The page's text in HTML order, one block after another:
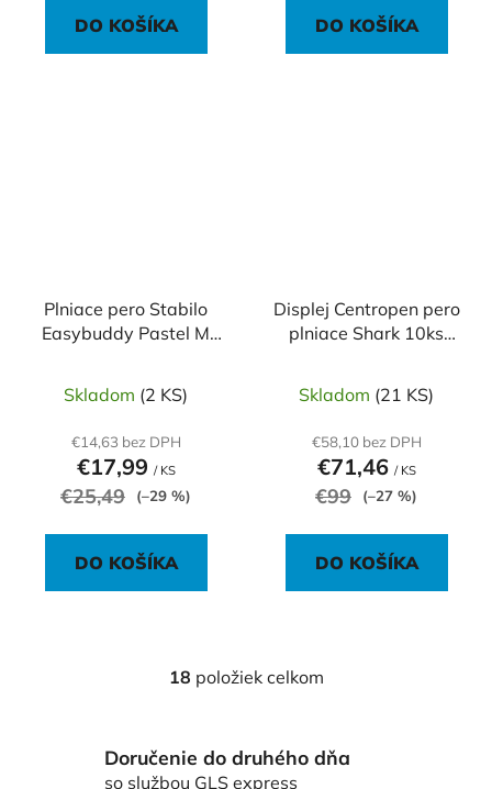
DO KOŠÍKA DO KOŠÍKA
Plniace pero Stabilo
Easybuddy Pastel M
Skladom (2 KS)
€14,63 bez DPH
€17,99 / KS
€25,49 (–29 %)
DO KOŠÍKA
Displej Centropen pero
plniace Shark 10ks
Skladom (21 KS)
€58,10 bez DPH
€71,46 / KS
€99 (–27 %)
DO KOŠÍKA
O
á
18 položiek celkom
Doručenie do druhého dňa
so službou GLS express